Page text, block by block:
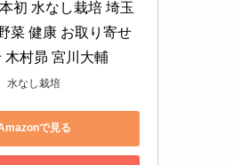
初 水なし栽培 埼玉
菜 健康 お取り寄せ
木村昴 宮川大輔
水なし栽培
で見る